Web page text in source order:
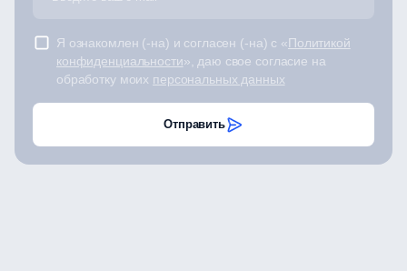
Я ознакомлен (-на) и согласен (-на) с «Политикой
конфиденциальности», даю свое согласие на
обработку моих персональных данных
Отправить